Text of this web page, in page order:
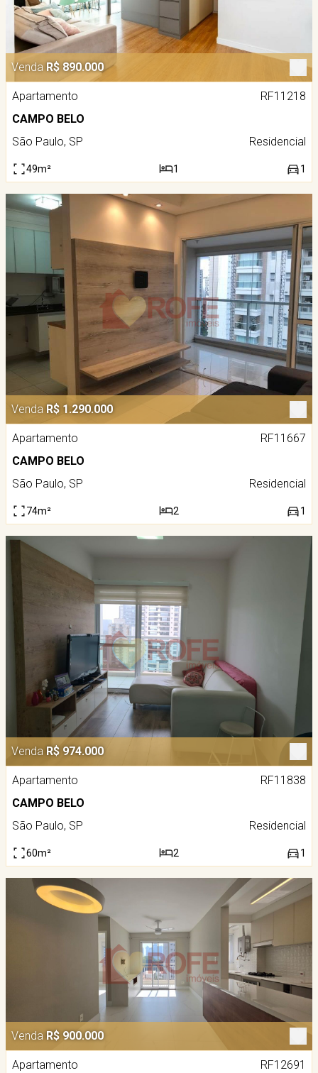
Venda R$ 890.000
Apartamento
RF11218
CAMPO BELO
São Paulo, SP
Residencial
49m² 1 1
Venda R$ 1.290.000
Apartamento
RF11667
CAMPO BELO
São Paulo, SP
Residencial
74m² 2 1
Venda R$ 974.000
Apartamento
RF11838
CAMPO BELO
São Paulo, SP
Residencial
60m² 2 1
Venda R$ 900.000
Apartamento
RF12691